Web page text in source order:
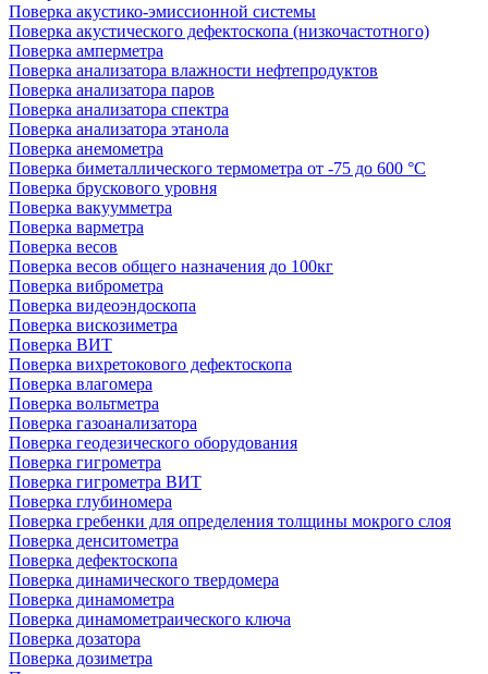
Поверка акустико-эмиссионной системы
Поверка акустического дефектоскопа (низкочастотного)
Поверка амперметра
Поверка анализатора влажности нефтепродуктов
Поверка анализатора паров
Поверка анализатора спектра
Поверка анализатора этанола
Поверка анемометра
Поверка биметаллического термометра от -75 до 600 °С
Поверка брускового уровня
Поверка вакуумметра
Поверка варметра
Поверка весов
Поверка весов общего назначения до 100кг
Поверка виброметра
Поверка видеоэндоскопа
Поверка вискозиметра
Поверка ВИТ
Поверка вихретокового дефектоскопа
Поверка влагомера
Поверка вольтметра
Поверка газоанализатора
Поверка геодезического оборудования
Поверка гигрометра
Поверка гигрометра ВИТ
Поверка глубиномера
Поверка гребенки для определения толщины мокрого слоя
Поверка денситометра
Поверка дефектоскопа
Поверка динамического твердомера
Поверка динамометра
Поверка динамометраического ключа
Поверка дозатора
Поверка дозиметра